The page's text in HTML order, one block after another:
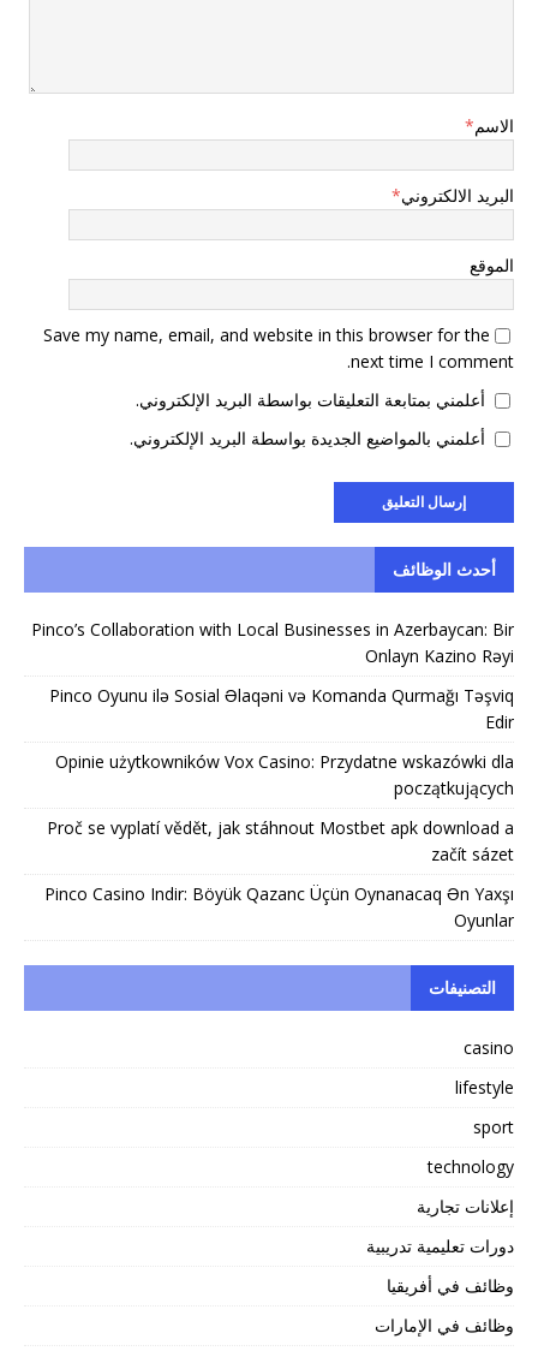
الاسم*
البريد الالكتروني*
الموقع
Save my name, email, and website in this browser for the
next time I comment.
أعلمني بمتابعة التعليقات بواسطة البريد الإلكتروني.
أعلمني بالمواضيع الجديدة بواسطة البريد الإلكتروني.
أحدث الوظائف
Pinco’s Collaboration with Local Businesses in Azerbaycan: Bir
Onlayn Kazino Rəyi
Pinco Oyunu ilə Sosial Əlaqəni və Komanda Qurmağı Təşviq
Edir
Opinie użytkowników Vox Casino: Przydatne wskazówki dla
początkujących
Proč se vyplatí vědět, jak stáhnout Mostbet apk download a
začít sázet
Pinco Casino Indir: Böyük Qazanc Üçün Oynanacaq Ən Yaxşı
Oyunlar
التصنيفات
casino
lifestyle
sport
technology
إعلانات تجارية
دورات تعليمية تدريبية
وظائف في أفريقيا
وظائف في الإمارات